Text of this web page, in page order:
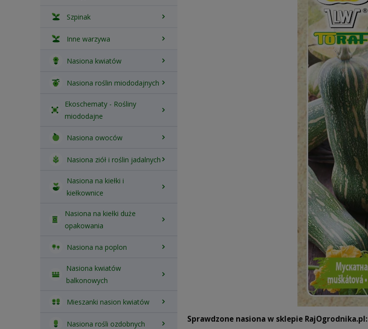
Szpinak
Inne warzywa
Nasiona kwiatów
Nasiona roślin miododajnych
Ekoschematy - Rośliny
miododajne
Nasiona owoców
Nasiona ziół i roślin jadalnych
Nasiona na kiełki i
kiełkownice
Nasiona na kiełki duże
opakowania
Nasiona na poplon
Nasiona kwiatów
balkonowych
Mieszanki nasion kwiatów
Nasiona rośli ozdobnych
Sprawdzone nasiona w sklepie RajOgrodnika.pl: